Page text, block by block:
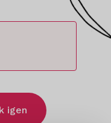
igen